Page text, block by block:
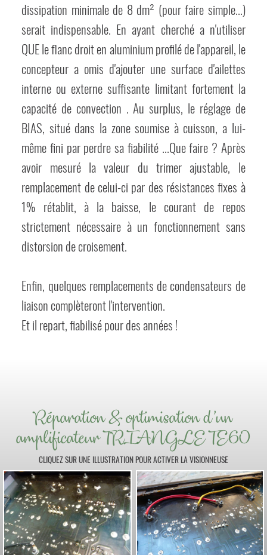
dissipation minimale de 8 dm² (pour faire simple...)
serait indispensable. En ayant cherché a n'utiliser
QUE le flanc droit en aluminium profilé de l'appareil, le
concepteur a omis d'ajouter une surface d'ailettes
interne ou externe suffisante limitant fortement la
capacité de convection . Au surplus, le réglage de
BIAS, situé dans la zone soumise à cuisson, a lui-
même fini par perdre sa fiabilité ...Que faire ? Après
avoir mesuré la valeur du trimer ajustable, le
remplacement de celui-ci par des résistances fixes à
1% rétablit, à la baisse, le courant de repos
strictement nécessaire à un fonctionnement sans
distorsion de croisement.
Enfin, quelques remplacements de condensateurs de
liaison complèteront l'intervention.
Et il repart, fiabilisé pour des années !
Réparation & optimisation d'un
amplificateur TRIANGLE TE60
CLIQUEZ SUR UNE ILLUSTRATION POUR ACTIVER LA VISIONNEUSE